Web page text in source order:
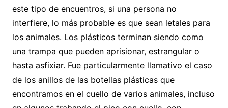
este tipo de encuentros, si una persona no
interfiere, lo más probable es que sean letales para
los animales. Los plásticos terminan siendo como
una trampa que pueden aprisionar, estrangular o
hasta asfixiar. Fue particularmente llamativo el caso
de los anillos de las botellas plásticas que
encontramos en el cuello de varios animales, incluso